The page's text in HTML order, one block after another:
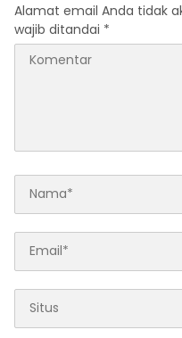
Alamat email Anda tidak
wajib ditandai *